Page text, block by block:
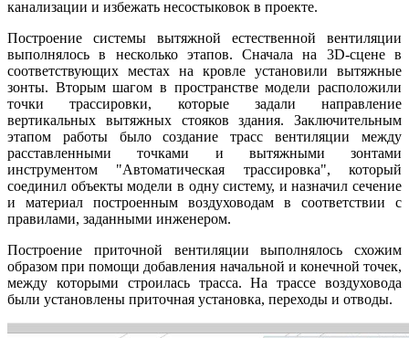
канализации и избежать несостыковок в проекте.
Построение системы вытяжной естественной вентиляции
выполнялось в несколько этапов. Сначала на 3D-сцене в
соответствующих местах на кровле установили вытяжные
зонты. Вторым шагом в пространстве модели расположили
точки трассировки, которые задали направление
вертикальных вытяжных стояков здания. Заключительным
этапом работы было создание трасс вентиляции между
расставленными точками и вытяжными зонтами
инструментом "Автоматическая трассировка", который
соединил объекты модели в одну систему, и назначил сечение
и материал построенным воздуховодам в соответствии с
правилами, заданными инженером.
Построение приточной вентиляции выполнялось схожим
образом при помощи добавления начальной и конечной точек,
между которыми строилась трасса. На трассе воздуховода
были установлены приточная установка, переходы и отводы.